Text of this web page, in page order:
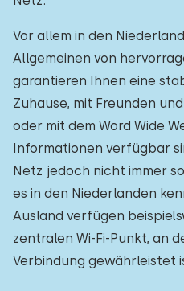
Vor allem in den
Allgemeinen von
garantieren Ihnen eine
Zuhause, mit Freunden
oder mit dem Word Wide
Informationen verfügbar
Netz jedoch nicht immer
es in den Niederlanden
Ausland verfügen
zentralen Wi-Fi-Punkt, an
Verbindung gewährleistet